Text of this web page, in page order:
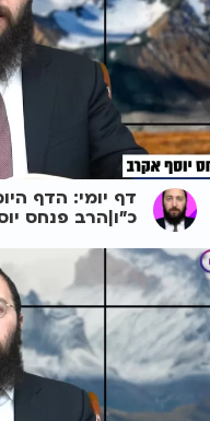
דף יומי: הדף
כ"ו|הרב פנחס